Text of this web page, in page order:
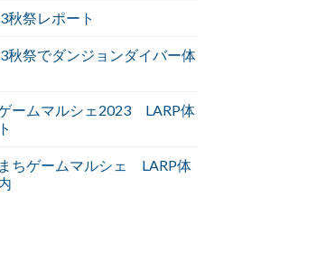
秋祭レポート
秋祭でダンジョンダイバー体
ームマルシェ2023 LARP体
ちゲームマルシェ LARP体